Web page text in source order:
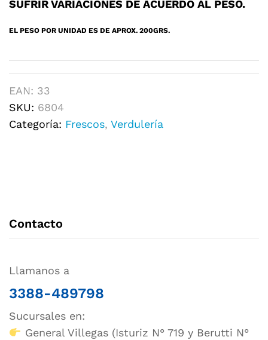
SUFRIR VARIACIONES DE ACUERDO AL PESO.
EL PESO POR UNIDAD ES DE APROX. 200GRS.
EAN: 33
SKU: 6804
Categoría: Frescos, Verdulería
Contacto
Llamanos a
3388-489798
Sucursales en:
General Villegas (Isturiz N° 719 y Berutti N°